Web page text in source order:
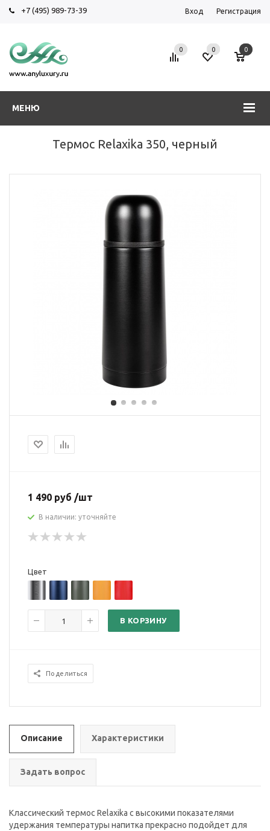
+7 (495) 989-73-39 Вход Регистрация
МЕНЮ
0 0 0
Термос Relaxika 350, черный
1 490 руб /шт
В наличии: уточняйте
Цвет
В КОРЗИНУ
Поделиться
Описание Характеристики
Задать вопрос
Классический термос Relaxika с высокими показателями
удержания температуры напитка прекрасно подойдет для